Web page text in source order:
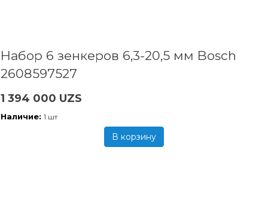
Набор 6 зенкеров 6,3-20,5 мм Bosch
2608597527
1 394 000 UZS
Наличие: 1 шт
В корзину